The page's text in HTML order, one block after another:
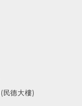
民德大樓)